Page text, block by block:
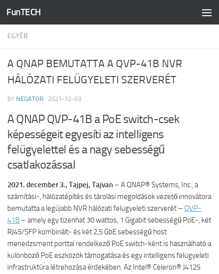
Skip to content
FunTECH
EGYÉB
A QNAP BEMUTATTA A QVP-41B NVR
HÁLÓZATI FELÜGYELETI SZERVERÉT
BY NEGATOR · 2021-12-03
A QNAP QVP-41B a PoE switch-csek
képességeit egyesíti az intelligens
felügyelettel és a nagy sebességű
csatlakozással
2021. december 3., Tajpej, Tajvan – A QNAP® Systems, Inc., a
számítási-, hálózatépítés és tárolási megoldások vezető innovátora
bemutatta a legújabb NVR hálózati felügyeleti szerverét – QVP-
41B – amely egy tizenhat 30 wattos, 1 Gigabit sebességű PoE-, két
RJ45/SFP kombinált- és két 2,5 GbE sebességű host
menedzsment porttal rendelkező PoE switch-ként is használható a
különböző PoE eszközök támogatása és egy intelligens felügyeleti
infrastruktúra létrehozása érdekében. Az Intel® Celeron® J4125